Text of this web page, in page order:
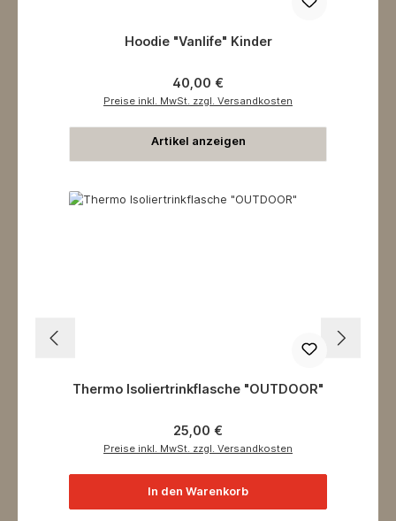
Hoodie "Vanlife" Kinder
Regulärer Preis:
40,00 €
Preise inkl. MwSt. zzgl. Versandkosten
Artikel anzeigen
Thermo Isoliertrinkflasche "OUTDOOR"
Regulärer Preis:
25,00 €
Preise inkl. MwSt. zzgl. Versandkosten
In den Warenkorb